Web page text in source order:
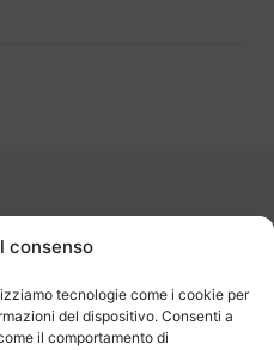
consenso
tecnologie come i cookie per
del dispositivo. Consenti a
il comportamento di